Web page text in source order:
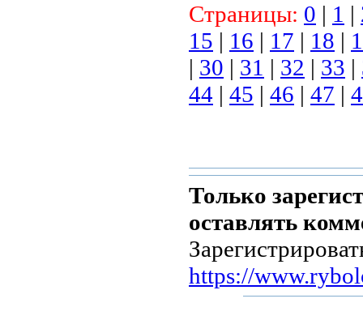
Страницы: 0 | 1 |
15 | 16 | 17 | 18 |
| 30 | 31 | 32 | 33 |
44 | 45 | 46 | 47 |
Только
оставлять
https://